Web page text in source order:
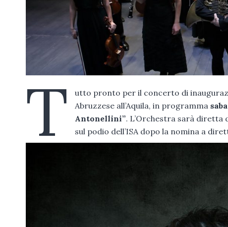
T
utto pronto per il concerto di
Abruzzese all’Aquila, in programma
Antonellini”. L’Orchestra sarà diretta
sul podio dell’ISA dopo la nomina a